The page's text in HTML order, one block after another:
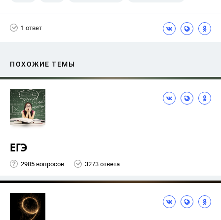
1 ответ
ПОХОЖИЕ ТЕМЫ
ЕГЭ
2985 вопросов 3273 ответа